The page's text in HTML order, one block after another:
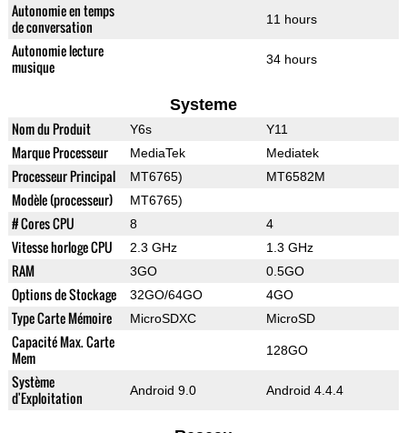
Autonomie en temps
de conversation
11 hours
Autonomie lecture
musique
34 hours
Systeme
Nom du Produit Y6s Y11
Marque Processeur MediaTek Mediatek
Processeur Principal MT6765) MT6582М
Modèle (processeur) MT6765)
# Cores CPU 8 4
Vitesse horloge CPU 2.3 GHz 1.3 GHz
RAM 3GO 0.5GO
Options de Stockage 32GO/64GO 4GO
Type Carte Mémoire MicroSDXC MicroSD
Capacité Max. Carte
Mem
128GO
Système
d'Exploitation
Android 9.0 Android 4.4.4